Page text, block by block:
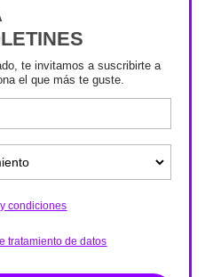
te invitamos a suscribirte a
el que más te guste.
condiciones
tratamiento de datos